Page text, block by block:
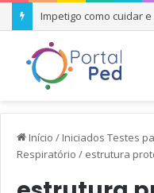
Impetigo como cuidar
Início / Iniciados Testes
Respiratório / estrutura